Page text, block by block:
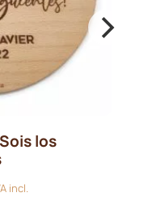
los
incl.